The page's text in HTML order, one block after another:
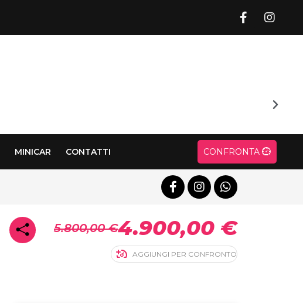
MINICAR CONTATTI CONFRONTA
5.800,00 €4.900,00 €
AGGIUNGI PER CONFRONTO